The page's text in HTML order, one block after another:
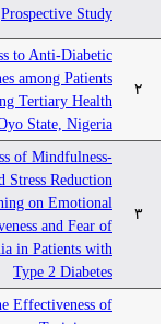
Prospective Study
to Anti-Diabetic
among Patients
Tertiary Health
State, Nigeria
of Mindfulness-
Stress Reduction
on Emotional
and Fear of
in Patients with
Type 2 Diabetes
Effectiveness of